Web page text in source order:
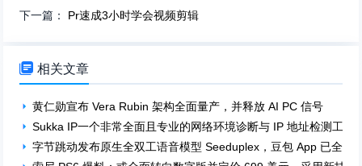
下一篇： Pr速成3小时学会视频剪辑
 相关文章
黄仁勋宣布 Vera Rubin 架构全面量产，并释放 AI PC 信号
Sukka IP一个非常全面且专业的网络环境诊断与 IP 地址检测工具
字节跳动发布原生全双工语音模型 Seeduplex，豆包 App 已全面